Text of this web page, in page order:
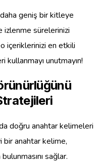
daha geniş bir kitleye
izlenme sürelerinizi
içeriklerinizi en etkili
kullanmayı unutmayın!
doğru anahtar kelimeleri
bir anahtar kelime,
sağlar.